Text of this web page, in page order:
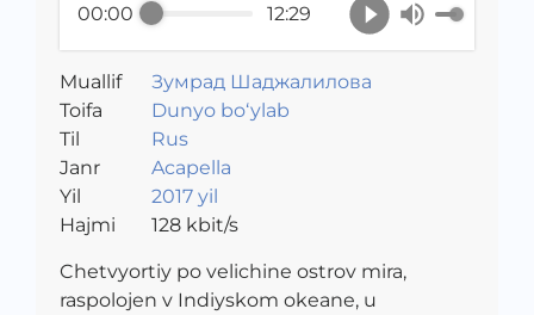
00:00 12:29
Muallif
Зумрад Шаджалилова
Toifa
Dunyo bo‘ylab
Til
Rus
Janr
Acapella
Yil
2017 yil
Hajmi
128kbit/s
Chetvyortiy po velichine ostrov mira,
raspolojen v Indiyskom okeane, u